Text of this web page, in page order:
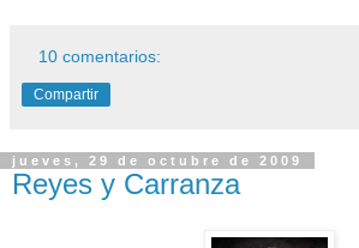
10 comentarios:
Compartir
jueves, 29 de octubre de 2009
Reyes y Carranza